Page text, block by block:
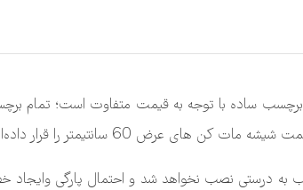
ساده با توجه به قیمت متفاوت است؛ تمام
60 سانتیمتر را قرار داده‌ایم.
صورت برچسب به درستی نصب نخواهد شد و احتمال پارگی